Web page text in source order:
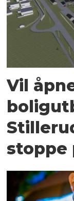
Vil
stoppe